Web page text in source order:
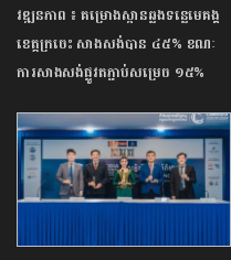
វឌ្ឍនភាព ៖ គម្រោងស្ពានឆ្លងទន្លេមេគង្គ
ខេត្តក្រចេះ សាងសង់បាន ៤៥% ខណៈ
ការសាងសង់ផ្លូវតភ្ជាប់សម្រេច ១៥%